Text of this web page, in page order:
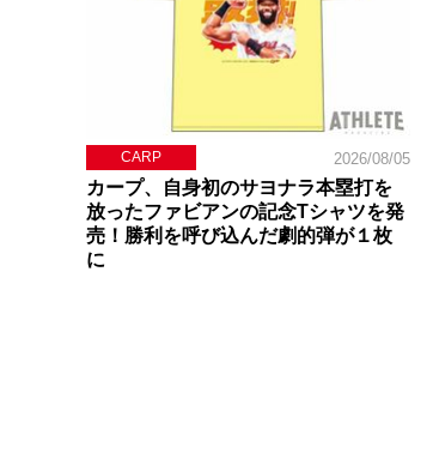
CARP 2026/08/05
カープ、自身初のサヨナラ本塁打を
放ったファビアンの記念Tシャツを発
売！勝利を呼び込んだ劇的弾が１枚
に